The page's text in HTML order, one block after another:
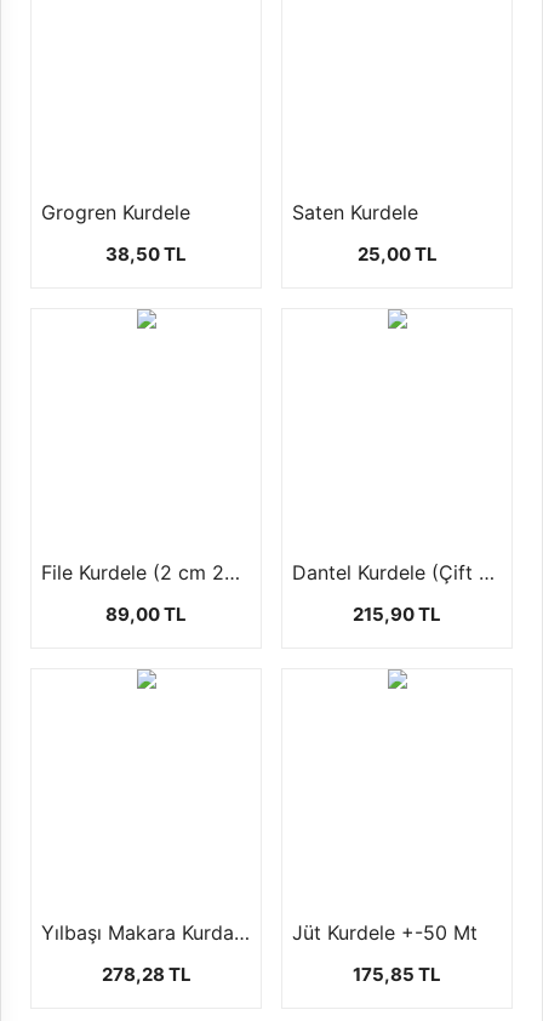
Grogren Kurdele
38,50 TL
Saten Kurdele
25,00 TL
File Kurdele (2 cm 20 mt)
89,00 TL
Dantel Kurdele (Çift sıra- 4 cm-25 mt)
215,90 TL
Yılbaşı Makara Kurdale (+-20 mt )
278,28 TL
Jüt Kurdele +-50 Mt
175,85 TL